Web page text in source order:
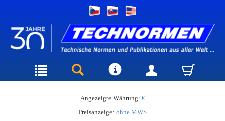
Angezeigte Währung: €
Preisanzeige: ohne MWS